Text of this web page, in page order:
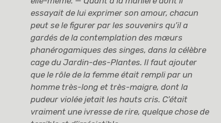
essayait de lui exprimer son amour, chacun
peut se le figurer par les souvenirs qu’il a
gardés de la contemplation des mœurs
phanérogamiques des singes, dans la célèbre
cage du Jardin-des-Plantes. Il faut ajouter
que le rôle de la femme était rempli par un
homme très-long et très-maigre, dont la
pudeur violée jetait les hauts cris. C’était
vraiment une ivresse de rire, quelque chose de